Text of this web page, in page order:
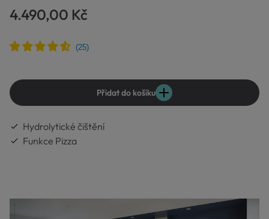
4.490,00 Kč
Přidat do košíku
Hydrolytické čištění
Funkce Pizza